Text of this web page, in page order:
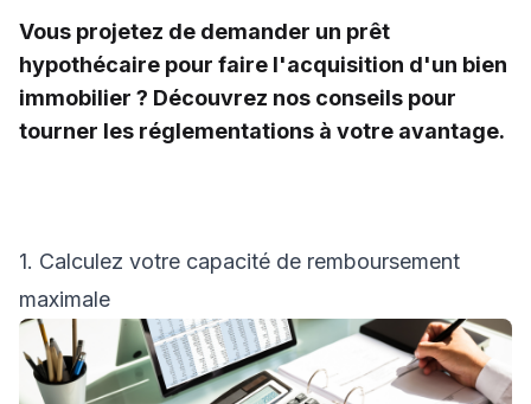
Vous projetez de demander un prêt
hypothécaire pour faire l'acquisition d'un bien
immobilier ? Découvrez nos conseils pour
tourner les réglementations à votre avantage.
1. Calculez votre capacité de remboursement
maximale